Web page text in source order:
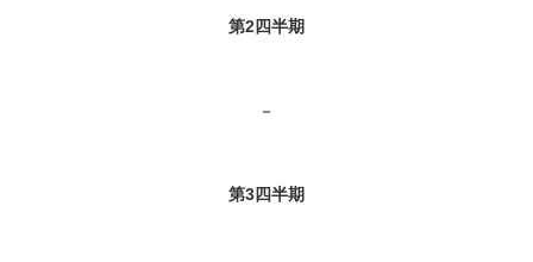
第2四半期
－
第3四半期